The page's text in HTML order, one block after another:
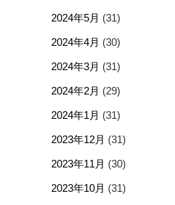
2024年5月 (31)
2024年4月 (30)
2024年3月 (31)
2024年2月 (29)
2024年1月 (31)
2023年12月 (31)
2023年11月 (30)
2023年10月 (31)